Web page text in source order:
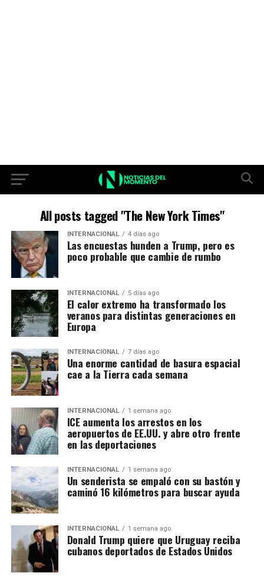
All posts tagged "The New York Times"
INTERNACIONAL 4 días ago
Las encuestas hunden a Trump, pero es
poco probable que cambie de rumbo
INTERNACIONAL 5 días ago
El calor extremo ha transformado los
veranos para distintas generaciones en
Europa
INTERNACIONAL 7 días ago
Una enorme cantidad de basura espacial
cae a la Tierra cada semana
INTERNACIONAL 1 semana ago
ICE aumenta los arrestos en los
aeropuertos de EE.UU. y abre otro frente
en las deportaciones
INTERNACIONAL 1 semana ago
Un senderista se empaló con su bastón y
caminó 16 kilómetros para buscar ayuda
INTERNACIONAL 1 semana ago
Donald Trump quiere que Uruguay reciba
cubanos deportados de Estados Unidos